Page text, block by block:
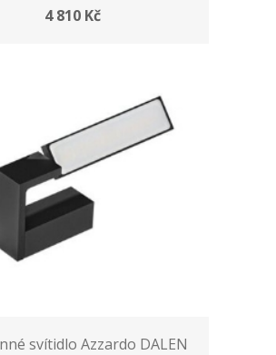
4 810 Kč
svítidlo Azzardo DALEN